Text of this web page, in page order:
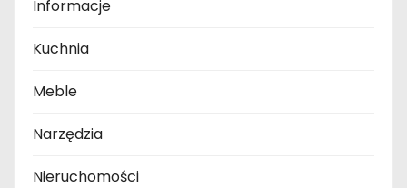
Informacje
Kuchnia
Meble
Narzędzia
Nieruchomości